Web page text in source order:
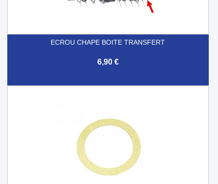
ECROU CHAPE BOITE TRANSFERT
6,90 €